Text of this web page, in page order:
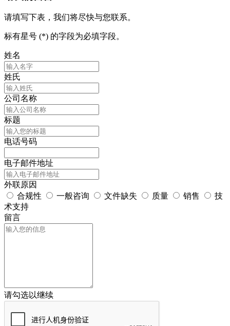
请填写下表，我们将尽快与您联系。
标有星号 (*) 的字段为必填字段。
姓名
姓氏
公司名称
标题
电话号码
电子邮件地址
外联原因
合规性
一般咨询 文件缺失 质量 销售
技
术支持
留言
请勾选以继续